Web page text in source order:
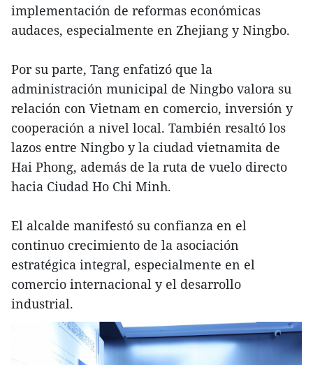
implementación de reformas económicas
audaces, especialmente en Zhejiang y Ningbo.
Por su parte, Tang enfatizó que la
administración municipal de Ningbo valora su
relación con Vietnam en comercio, inversión y
cooperación a nivel local. También resaltó los
lazos entre Ningbo y la ciudad vietnamita de
Hai Phong, además de la ruta de vuelo directo
hacia Ciudad Ho Chi Minh.
El alcalde manifestó su confianza en el
continuo crecimiento de la asociación
estratégica integral, especialmente en el
comercio internacional y el desarrollo
industrial.